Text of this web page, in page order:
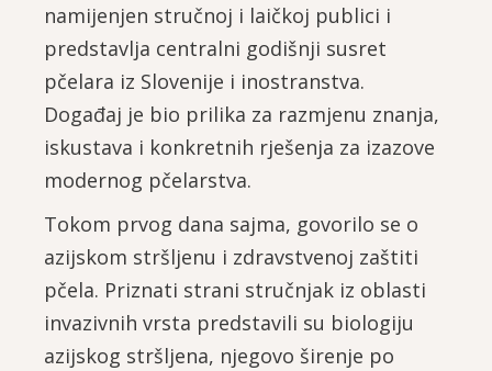
namijenjen stručnoj i laičkoj publici i
predstavlja centralni godišnji susret
pčelara iz Slovenije i inostranstva.
Događaj je bio prilika za razmjenu znanja,
iskustava i konkretnih rješenja za izazove
modernog pčelarstva.
Tokom prvog dana sajma, govorilo se o
azijskom stršljenu i zdravstvenoj zaštiti
pčela. Priznati strani stručnjak iz oblasti
invazivnih vrsta predstavili su biologiju
azijskog stršljena, njegovo širenje po